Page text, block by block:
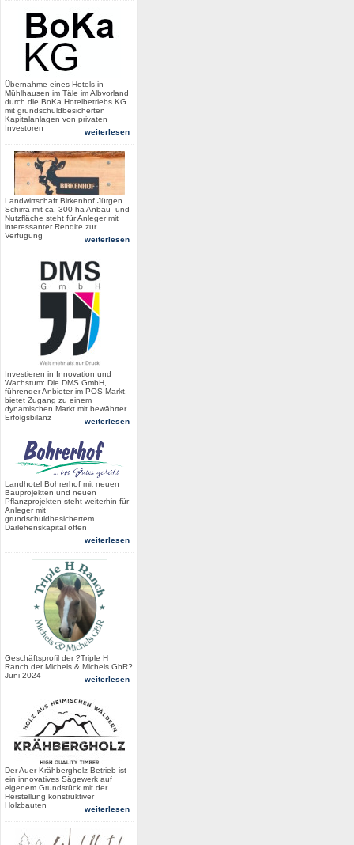
Übernahme eines Hotels in
Mühlhausen im Täle im Albvorland
durch die BoKa Hotelbetriebs KG
mit grundschuldbesicherten
Kapitalanlagen von privaten
Investoren
weiterlesen
Landwirtschaft Birkenhof Jürgen
Schirra mit ca. 300 ha Anbau- und
Nutzfläche steht für Anleger mit
interessanter Rendite zur
Verfügung
weiterlesen
Investieren in Innovation und
Wachstum: Die DMS GmbH,
führender Anbieter im POS-Markt,
bietet Zugang zu einem
dynamischen Markt mit bewährter
Erfolgsbilanz
weiterlesen
Landhotel Bohrerhof mit neuen
Bauprojekten und neuen
Pflanzprojekten steht weiterhin für
Anleger mit
grundschuldbesichertem
Darlehenskapital offen
weiterlesen
Geschäftsprofil der ?Triple H
Ranch der Michels & Michels GbR?
Juni 2024
weiterlesen
Der Auer-Krähbergholz-Betrieb ist
ein innovatives Sägewerk auf
eigenem Grundstück mit der
Herstellung konstruktiver
Holzbauten
weiterlesen